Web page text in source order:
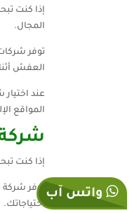
إذا كنت
المجال.
توفر
العفش
عند
المواقع
إذا كنت
توفر
احتياجاتك.
واتس آب